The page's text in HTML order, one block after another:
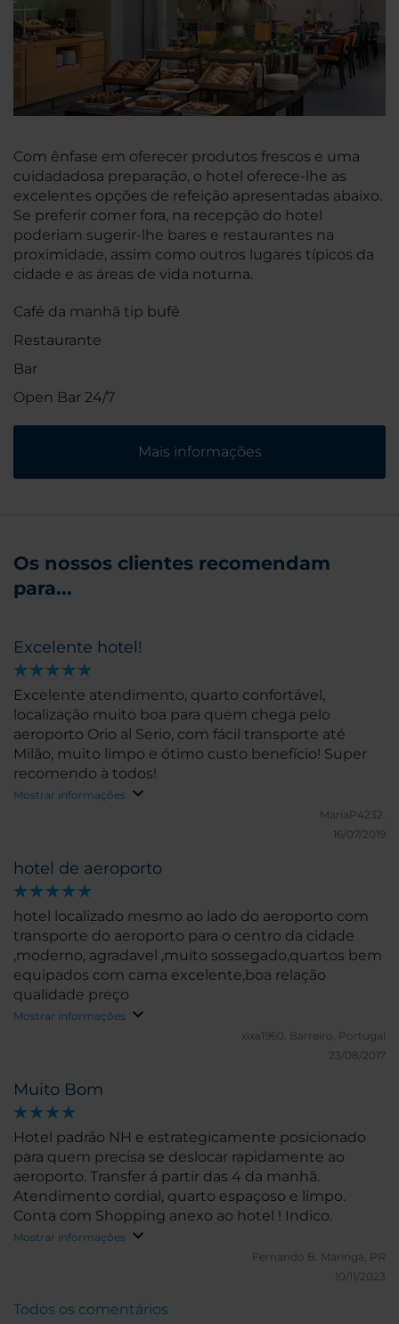
Com ênfase em oferecer produtos frescos e uma
cuidadadosa preparação, o hotel oferece-lhe as
excelentes opções de refeição apresentadas abaixo.
Se preferir comer fora, na recepção do hotel
poderiam sugerir-lhe bares e restaurantes na
proximidade, assim como outros lugares típicos da
cidade e as áreas de vida noturna.
Café da manhã tip bufê
Restaurante
Bar
Open Bar 24/7
Mais informações
Os nossos clientes recomendam
para...
Excelente hotel!
Excelente atendimento, quarto confortável,
localização muito boa para quem chega pelo
aeroporto Orio al Serio, com fácil transporte até
Milão, muito limpo e ótimo custo benefício! Super
recomendo à todos!
Mostrar informações
MariaP4232.
16/07/2019
hotel de aeroporto
hotel localizado mesmo ao lado do aeroporto com
transporte do aeroporto para o centro da cidade
,moderno, agradavel ,muito sossegado,quartos bem
equipados com cama excelente,boa relação
qualidade preço
Mostrar informações
xixa1960. Barreiro, Portugal
23/08/2017
Muito Bom
Hotel padrão NH e estrategicamente posicionado
para quem precisa se deslocar rapidamente ao
aeroporto. Transfer á partir das 4 da manhã.
Atendimento cordial, quarto espaçoso e limpo.
Conta com Shopping anexo ao hotel ! Indico.
Mostrar informações
Fernando B. Maringá, PR
10/11/2023
Todos os comentários